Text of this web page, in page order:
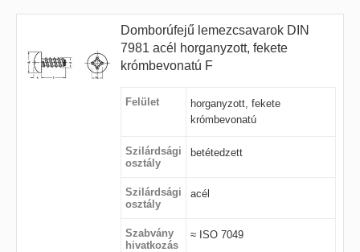
Domborúfejű lemezcsavarok DIN
7981 acél horganyzott, fekete
krómbevonatú F
Felület
horganyzott, fekete
krómbevonatú
Szilárdsági
osztály
betétedzett
Szilárdsági
osztály
acél
Szabvány
hivatkozás
≈ ISO 7049